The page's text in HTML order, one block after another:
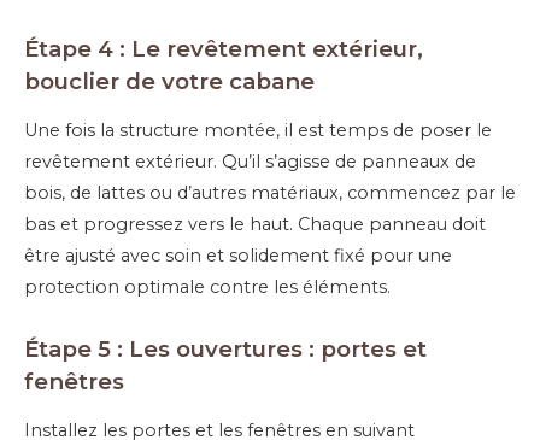
Étape 4 : Le revêtement extérieur,
bouclier de votre cabane
Une fois la structure montée, il est temps de poser le
revêtement extérieur. Qu’il s’agisse de panneaux de
bois, de lattes ou d’autres matériaux, commencez par le
bas et progressez vers le haut. Chaque panneau doit
être ajusté avec soin et solidement fixé pour une
protection optimale contre les éléments.
Étape 5 : Les ouvertures : portes et
fenêtres
Installez les portes et les fenêtres en suivant